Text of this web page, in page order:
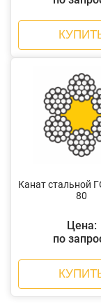
Канат стальной
80
Цена:
по